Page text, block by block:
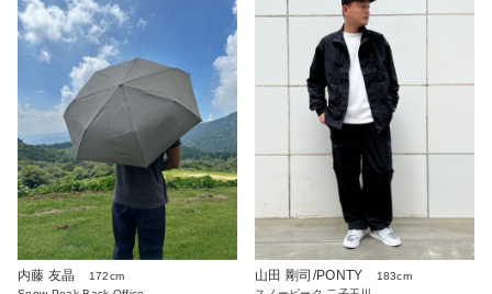
内藤 友晶
172cm
山田 剛司/PONTY
183cm